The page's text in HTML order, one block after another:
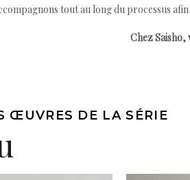
tout au long du processus
Chez
ŒUVRES DE LA SÉRIE